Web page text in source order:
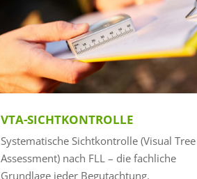
VTA-SICHTKONTROLLE
Systematische Sichtkontrolle (Visual Tree
Assessment) nach FLL – die fachliche
Grundlage jeder Begutachtung.